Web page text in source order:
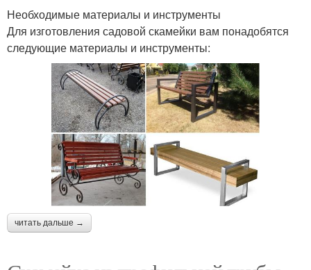
Необходимые материалы и инструменты
Для изготовления садовой скамейки вам понадобятся
следующие материалы и инструменты:
читать дальше →